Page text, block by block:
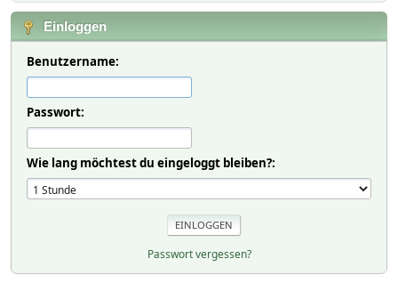
Einloggen
Benutzername:
Passwort:
Wie lang möchtest du eingeloggt bleiben?:
Passwort vergessen?